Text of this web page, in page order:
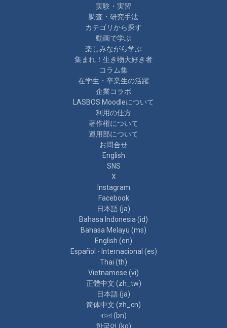
実験・実習
調査・研究手法
カテゴリから探す
動画で学ぶ
楽しみながら学ぶ
集まれ！生き物大好き者
コラム集
在学生・卒業生の活躍
企業コラボ
LASBOS Moodleについて
利用の仕方
著作権について
運用部について
お問合せ
English
SNS
X
Instagram
Facebook
日本語 ‎(ja)‎
Bahasa Indonesia ‎(id)‎
Bahasa Melayu ‎(ms)‎
English ‎(en)‎
Español - Internacional ‎(es)‎
Thai ‎(th)‎
Vietnamese ‎(vi)‎
正體中文 ‎(zh_tw)‎
日本語 ‎(ja)‎
简体中文 ‎(zh_cn)‎
বাংলা ‎(bn)‎
한국어 ‎(ko)‎